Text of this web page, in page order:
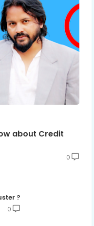
about Credit
0
?
0